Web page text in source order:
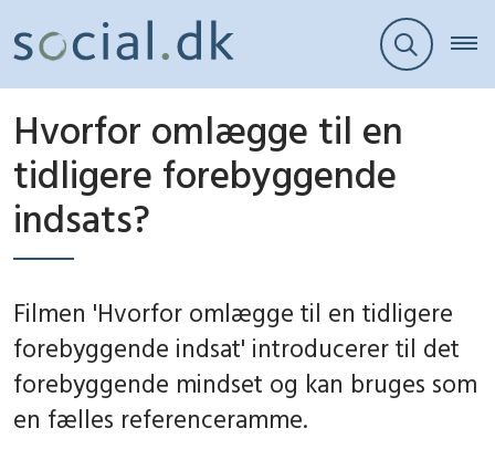
Hvorfor omlægge til en
tidligere forebyggende
indsats?
Filmen 'Hvorfor omlægge til en tidligere
forebyggende indsat' introducerer til det
forebyggende mindset og kan bruges som
en fælles referenceramme.